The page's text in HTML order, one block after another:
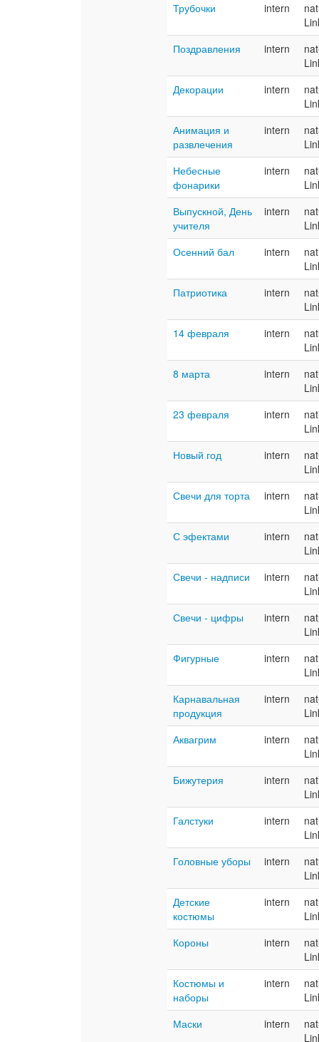
Трубочки
intern
Поздравления
intern
Декорации
intern
Анимация и
развлечения
intern
Небесные
фонарики
intern
Выпускной, День
учителя
intern
Осенний бал
intern
Патриотика
intern
14 февраля
intern
8 марта
intern
23 февраля
intern
Новый год
intern
Свечи для торта
intern
С эфектами
intern
Свечи - надписи
intern
Свечи - цифры
intern
Фигурные
intern
Карнавальная
продукция
intern
Аквагрим
intern
Бижутерия
intern
Галстуки
intern
Головные уборы
intern
Детские
костюмы
intern
Короны
intern
Костюмы и
наборы
intern
Маски
intern